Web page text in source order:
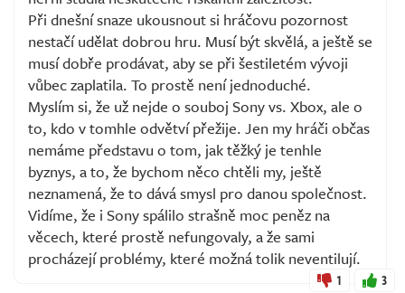
Při dnešní snaze ukousnout si hráčovu pozornost
nestačí udělat dobrou hru. Musí být skvělá, a ještě se
musí dobře prodávat, aby se při šestiletém vývoji
vůbec zaplatila. To prostě není jednoduché.
Myslím si, že už nejde o souboj Sony vs. Xbox, ale o
to, kdo v tomhle odvětví přežije. Jen my hráči občas
nemáme představu o tom, jak těžký je tenhle
byznys, a to, že bychom něco chtěli my, ještě
neznamená, že to dává smysl pro danou společnost.
Vidíme, že i Sony spálilo strašně moc peněz na
věcech, které prostě nefungovaly, a že sami
procházejí problémy, které možná tolik neventilují.
1 3